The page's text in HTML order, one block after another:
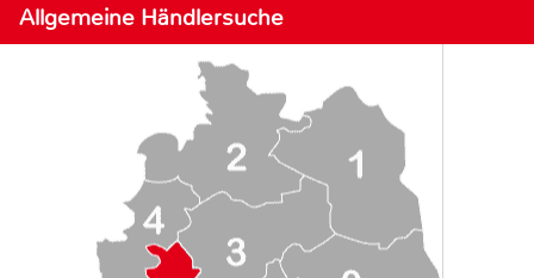
Allgemeine Händlersuche